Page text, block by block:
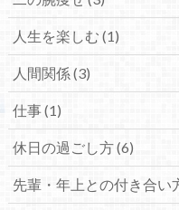
人生を楽しむ (1)
人間関係 (3)
仕事 (1)
休日の過ごし方 (6)
先輩・年上との付き合い